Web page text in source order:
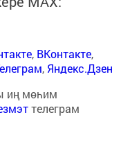
, ВКонтакте,
, Яндекс.Дзен
иң мөһим
телеграм